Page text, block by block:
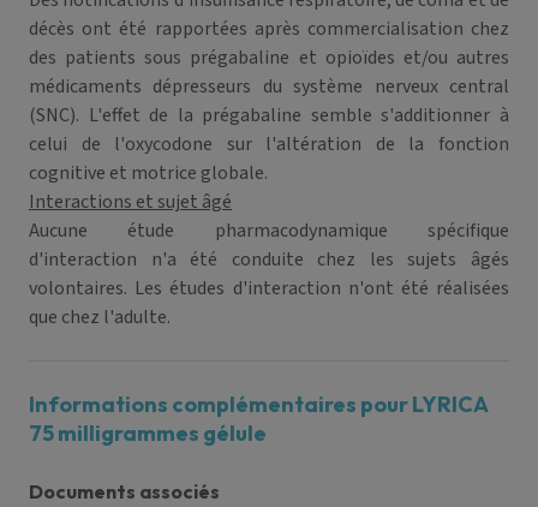
décès ont été rapportées après commercialisation chez
des patients sous prégabaline et opioïdes et/ou autres
médicaments dépresseurs du système nerveux central
(SNC). L'effet de la prégabaline semble s'additionner à
celui de l'oxycodone sur l'altération de la fonction
cognitive et motrice globale.
Interactions et sujet âgé
Aucune étude pharmacodynamique spécifique
d'interaction n'a été conduite chez les sujets âgés
volontaires. Les études d'interaction n'ont été réalisées
que chez l'adulte.
Informations complémentaires pour LYRICA
75 milligrammes gélule
Documents associés